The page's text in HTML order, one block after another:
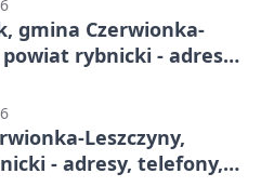
gmina Czerwionka-
powiat rybnicki - adresy,
Leszczyny,
- adresy, telefony,